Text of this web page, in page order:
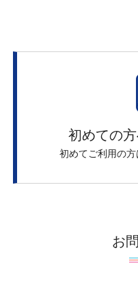
初めての
初めてご利用の方
お